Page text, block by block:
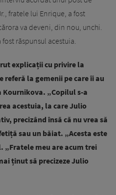
fratele lui Enrique, a fost
va deveni, din nou, unchi.
răspunsul acestuia.
explicații cu privire la
referă la gemenii pe care îi au
Kournikova. „Copilul s-a
acestuia, la care Julio
precizând însă că nu vrea să
sau un băiat. „Acesta este
„Fratele meu are acum trei
ținut să precizeze Julio